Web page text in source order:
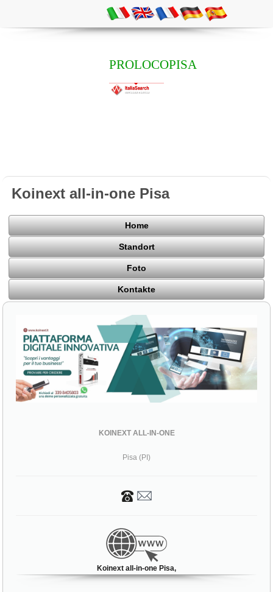
PROLOCOPISA
Koinext all-in-one Pisa
Home
Standort
Foto
Kontakte
KOINEXT ALL-IN-ONE
Pisa (PI)
Koinext all-in-one Pisa,